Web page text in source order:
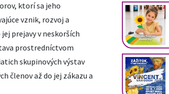
ktorí sa jeho
vznik, rozvoj a
prejavy v neskorších
prostredníctvom
skupinových výstav
členov až do jej zákazu a